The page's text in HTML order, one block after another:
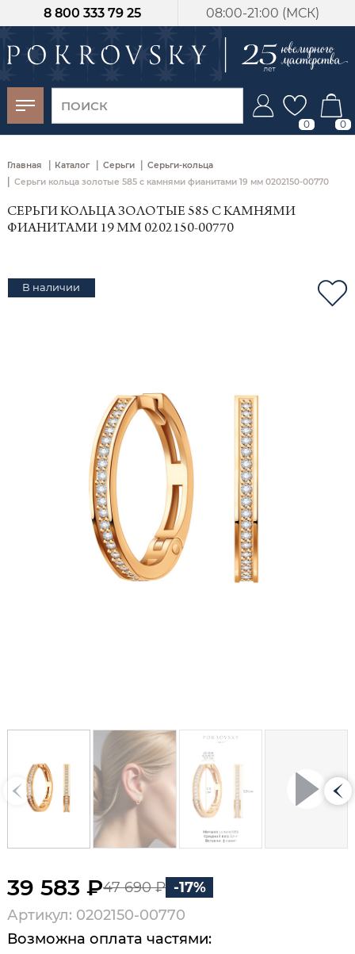
08:00-21:00 (МСК)
8 800 333 79 25
0 0
Главная | Каталог | Серьги | Серьги-кольца
| Серьги кольца золотые 585 с камнями фианитами 19 мм 0202150-00770
СЕРЬГИ КОЛЬЦА ЗОЛОТЫЕ 585 С КАМНЯМИ
ФИАНИТАМИ 19 ММ 0202150-00770
В наличии
39 583 ₽47 690 ₽ -17%
Артикул: 0202150-00770
Возможна оплата частями:
-30%
от 15 дней с
момента оплаты